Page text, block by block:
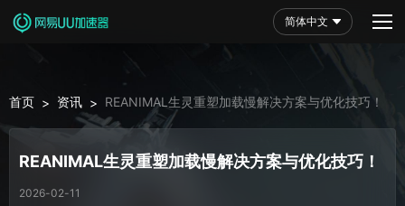
简体中文
首页 > 资讯 > REANIMAL生灵重塑加载慢解决方案与优化技巧！
REANIMAL生灵重塑加载慢解决方案与优化技巧！
2026-02-11